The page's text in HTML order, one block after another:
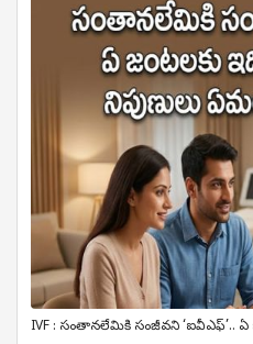
IVF : సంతానలేమికి సంజీవని ‘ఐవీఎఫ్’.. ఏ